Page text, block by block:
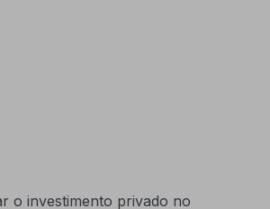
o investimento privado no